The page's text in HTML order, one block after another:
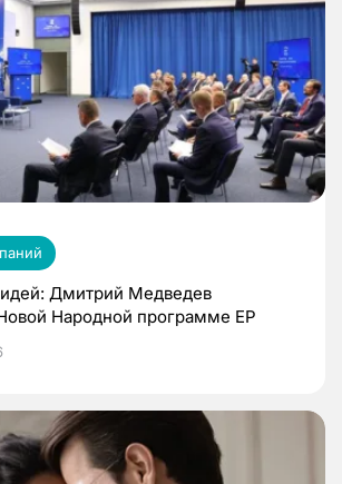
Дмитрий Медведев
Народной программе ЕР